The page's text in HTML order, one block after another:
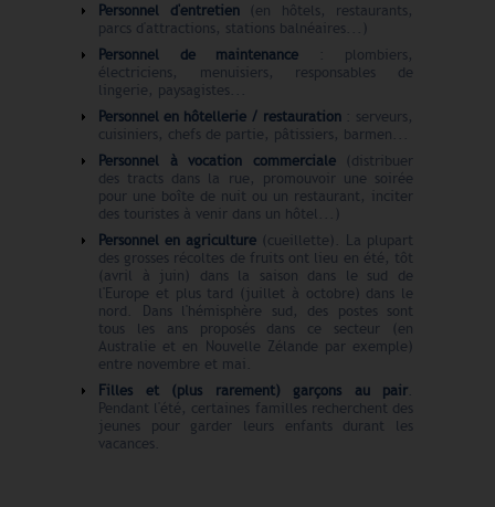
Personnel d'entretien(en hôtels, restaurants,
parcs d'attractions, stations balnéaires...)
Personnel de maintenance : plombiers,
électriciens, menuisiers, responsables de
lingerie, paysagistes...
Personnel en hôtellerie / restauration : serveurs,
cuisiniers, chefs de partie, pâtissiers, barmen...
Personnel à vocation commerciale(distribuer
des tracts dans la rue, promouvoir une soirée
pour une boîte de nuit ou un restaurant, inciter
des touristes à venir dans un hôtel...)
Personnel en agriculture (cueillette). La plupart
des grosses récoltes de fruits ont lieu en été, tôt
(avril à juin) dans la saison dans le sud de
l'Europe et plus tard (juillet à octobre) dans le
nord. Dans l'hémisphère sud, des postes sont
tous les ans proposés dans ce secteur (en
Australie et en Nouvelle Zélande par exemple)
entre novembre et mai.
Filles et (plus rarement) garçons au pair.
Pendant l'été, certaines familles recherchent des
jeunes pour garder leurs enfants durant les
vacances.